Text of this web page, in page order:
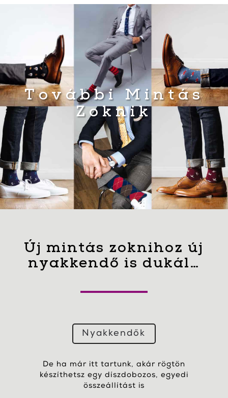
További Mintás
Zoknik
Új mintás zoknihoz új
nyakkendő is dukál…
Nyakkendők
De ha már itt tartunk, akár rögtön
készíthetsz egy díszdobozos, egyedi
összeállítást is